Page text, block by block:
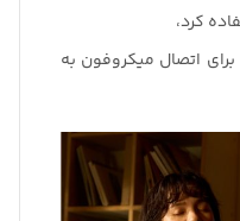
کرد،
اتصال میکروفون به